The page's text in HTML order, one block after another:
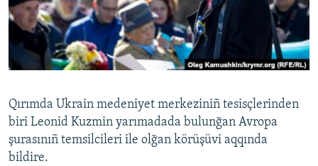
Русский
Українською
RFE/RS bütün saytları
Qırımda Ukrain medeniyet merkeziniñ tesisçlerinden
biri Leonid Kuzmin yarımadada bulunğan Avropa
şurasınıñ temsilcileri ile olğan körüşüvi aqqında
bildire.